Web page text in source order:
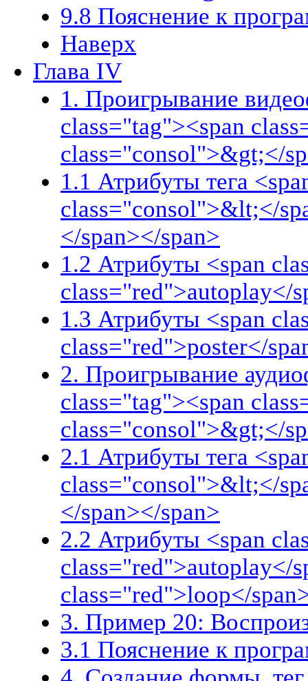
9.8 Пояснение к
Наверх
Глава IV
1. Проигрывание
class="tag"><span
class="consol">&gt;</
1.1 Атрибуты тега
class="consol">&lt;</
</span></span>
1.2 Атрибуты <span
class="red">autoplay</
1.3 Атрибуты <span
class="red">poster</
2. Проигрывание
class="tag"><span
class="consol">&gt;</
2.1 Атрибуты тега
class="consol">&lt;</
</span></span>
2.2 Атрибуты <span
class="red">autoplay</
class="red">loop</
3. Пример 20:
3.1 Пояснение к